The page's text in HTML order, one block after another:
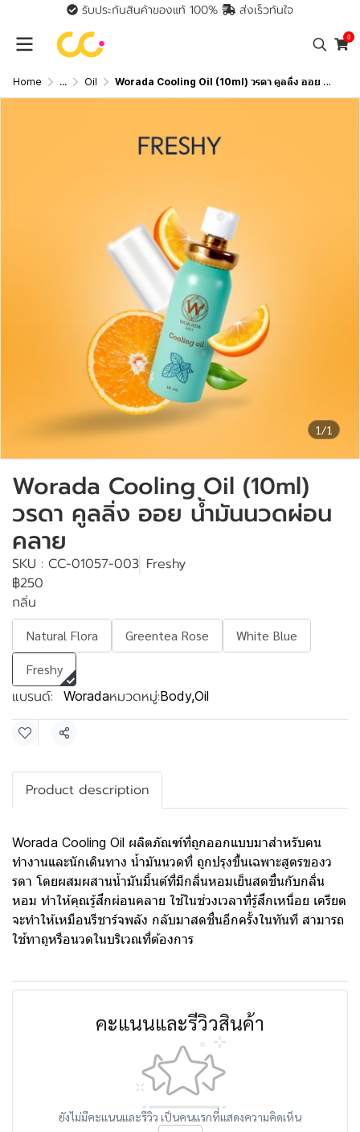
รับประกันสินค้าของแท้ 100% ส่งเร็วทันใจ
0
Home ... Oil Worada Cooling Oil (10ml) วรดา คูลลิ่ง ออย น้ำมันนวดผ่อนคลาย
1/1
Worada Cooling Oil (10ml)
วรดา คูลลิ่ง ออย น้ำมันนวดผ่อน
คลาย
SKU : CC-01057-003 Freshy
฿250
กลิ่น
Natural Flora Greentea Rose
White Blue
Freshy
แบรนด์: Woradaหมวดหมู่:Body,Oil
แชร์
Product description
Worada Cooling Oil ผลิตภัณฑ์ที่ถูกออกแบบมาสำหรับคน
ทำงานและนักเดินทาง น้ำมันนวดที่ ถูกปรุงขึ้นเฉพาะสูตรของว
รดา โดยผสมผสานน้ำมันมิ้นต์ที่มีกลิ่นหอมเย็นสดชื่นกับกลิ่น
หอม ทำให้คุณรู้สึกผ่อนคลาย ใช้ในช่วงเวลาที่รู้สึกเหนื่อย เครียด
จะทำให้เหมือนรีชาร์จพลัง กลับมาสดชื่นอีกครั้งในทันที สามารถ
ใช้ทาถูหรือนวดในบริเวณที่ต้องการ
คะแนนและรีวิวสินค้า
ยังไม่มีคะแนนและรีวิว เป็นคนแรกที่แสดงความคิดเห็น